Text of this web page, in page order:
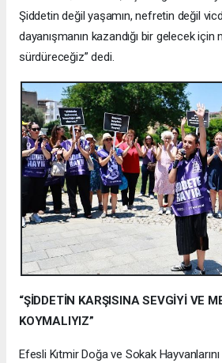
Şiddetin değil yaşamın, nefretin değil
dayanışmanın kazandığı bir gelecek
sürdüreceğiz” dedi.
“ŞİDDETİN KARŞISINA SEVGİYİ VE
KOYMALIYIZ”
Efesli Kıtmir Doğa ve Sokak